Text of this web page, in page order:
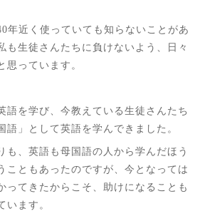
年近く使っていても知らないことがあ
も生徒さんたちに負けないよう、日々
思っています。
語を学び、今教えている生徒さんたち
語」として英語を学んできました。
も、英語も母国語の人から学んだほう
こともあったのですが、今となっては
ってきたからこそ、助けになることも
います。